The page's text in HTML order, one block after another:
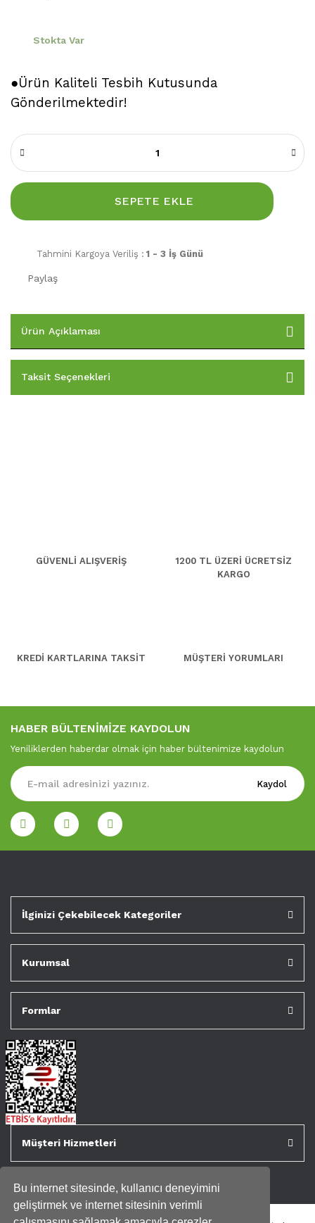
Bu internet sitesinde, kullanıcı deneyimini
geliştirmek ve internet sitesinin verimli
Stokta Var
●Ürün Kaliteli Tesbih Kutusunda
Gönderilmektedir!
SEPETE EKLE
Tahmini Kargoya Veriliş : 1 - 3 İş Günü
Paylaş
Ürün Açıklaması
Taksit Seçenekleri
GÜVENLİ ALIŞVERİŞ
1200 TL ÜZERİ ÜCRETSİZ
KARGO
KREDİ KARTLARINA TAKSİT MÜŞTERİ YORUMLARI
HABER BÜLTENİMİZE KAYDOLUN
Yeniliklerden haberdar olmak için haber bültenimize kaydolun
Kaydol
İlginizi Çekebilecek Kategoriler
Kurumsal
Formlar
Müşteri Hizmetleri